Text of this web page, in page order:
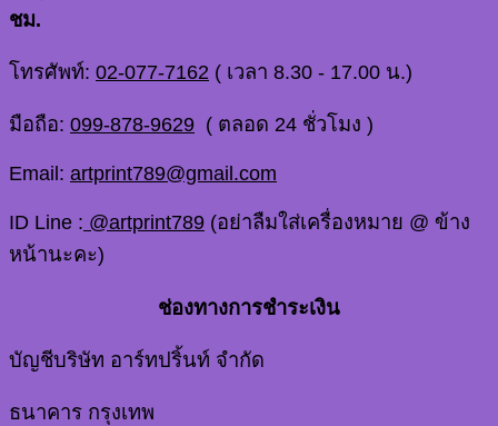
ชม.
โทรศัพท์: 02-077-7162 ( เวลา 8.30 - 17.00 น.)
มือถือ: 099-878-9629 ( ตลอด 24 ชั่วโมง )
Email: artprint789@gmail.com
ID Line : @artprint789 (อย่าลืมใส่เครื่องหมาย @ ข้าง
หน้านะคะ)
ช่องทางการชำระเงิน
บัญชีบริษัท อาร์ทปริ้นท์ จำกัด
ธนาคาร กรุงเทพ